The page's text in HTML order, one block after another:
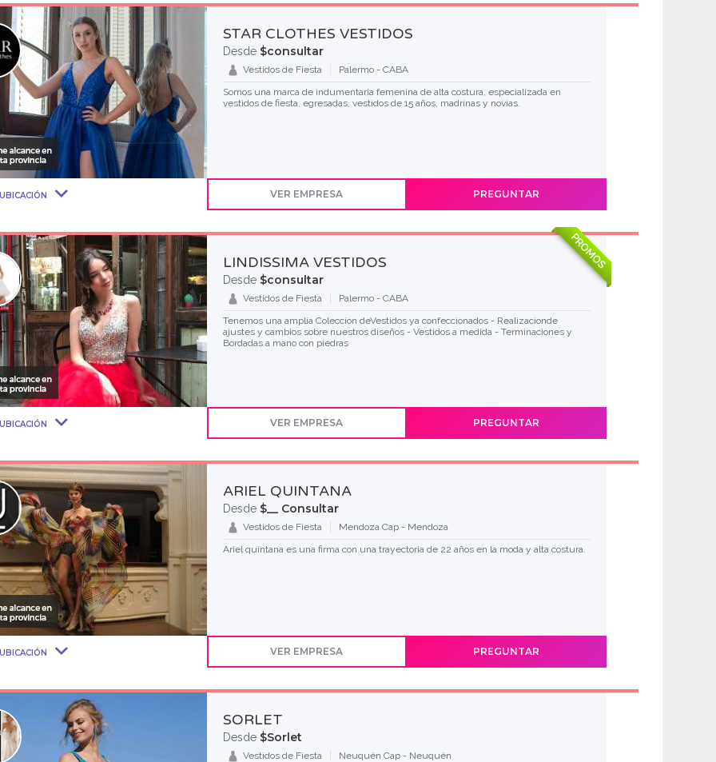
STAR CLOTHES VESTIDOS
Desde $consultar
Vestidos de Fiesta
Palermo - CABA
Somos una marca de indumentaria femenina de alta costura, especializada en
vestidos de fiesta, egresadas, vestidos de 15 años, madrinas y novias.
VER EMPRESA PREGUNTAR
PROMOS
LINDISSIMA VESTIDOS
Desde $consultar
Vestidos de Fiesta
Palermo - CABA
Tenemos una amplia Coleccion deVestidos ya confeccionados - Realizacionde
ajustes y cambios sobre nuestros diseños - Vestidos a medida - Terminaciones y
Bordadas a mano con piedras
VER EMPRESA PREGUNTAR
ARIEL QUINTANA
Desde $__ Consultar
Vestidos de Fiesta
Mendoza Cap - Mendoza
Ariel quintana es una firma con una trayectoria de 22 años en la moda y alta costura.
VER EMPRESA PREGUNTAR
SORLET
Desde $Sorlet
Vestidos de Fiesta
Neuquén Cap - Neuquén